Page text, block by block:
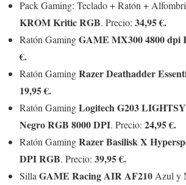
Pack Gaming: Teclado + Ratón +
KROM Kritic RGB. Precio: 34,95 €.
Ratón GamingGAME MX300 4800 dpi
€.
Ratón GamingRazer Deathadder
19,95 €.
Ratón GamingLogitech G203
Negro RGB 8000 DPI. Precio: 24,95 €.
Ratón GamingRazer Basilisk X
DPI RGB. Precio: 39,95 €.
SillaGAME Racing AIR AF210Azul y